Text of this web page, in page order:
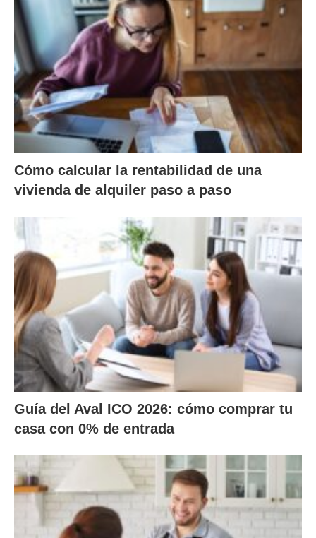
Cómo calcular la rentabilidad de una
vivienda de alquiler paso a paso
Guía del Aval ICO 2026: cómo comprar tu
casa con 0% de entrada